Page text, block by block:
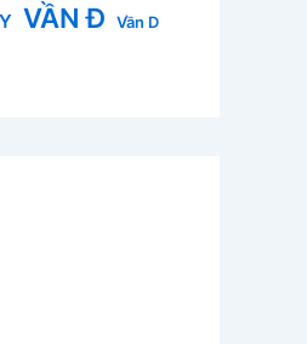
VẦN Đ Vần D